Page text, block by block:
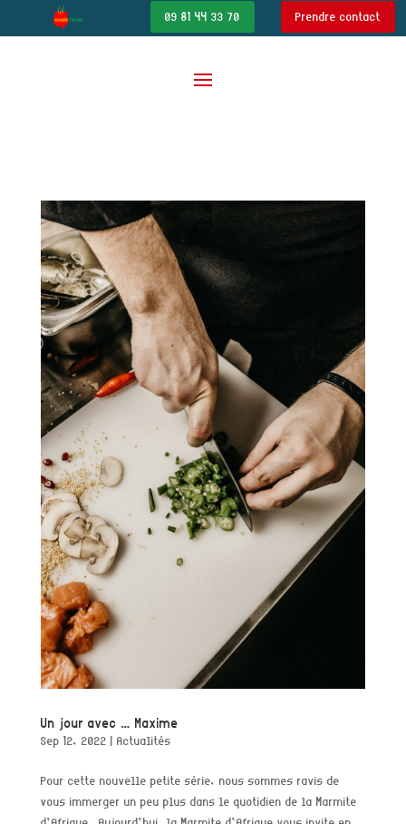
09 81 44 33 70 Prendre contact
Un jour avec … Maxime
Sep 12, 2022 | Actualités
Pour cette nouvelle petite série, nous sommes ravis de
vous immerger un peu plus dans le quotidien de la Marmite